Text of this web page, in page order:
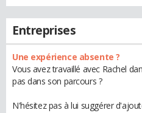
Entreprises
Une expérience absente ?
Vous avez travaillé avec Rachel
pas dans son parcours ?
N'hésitez pas à lui suggérer